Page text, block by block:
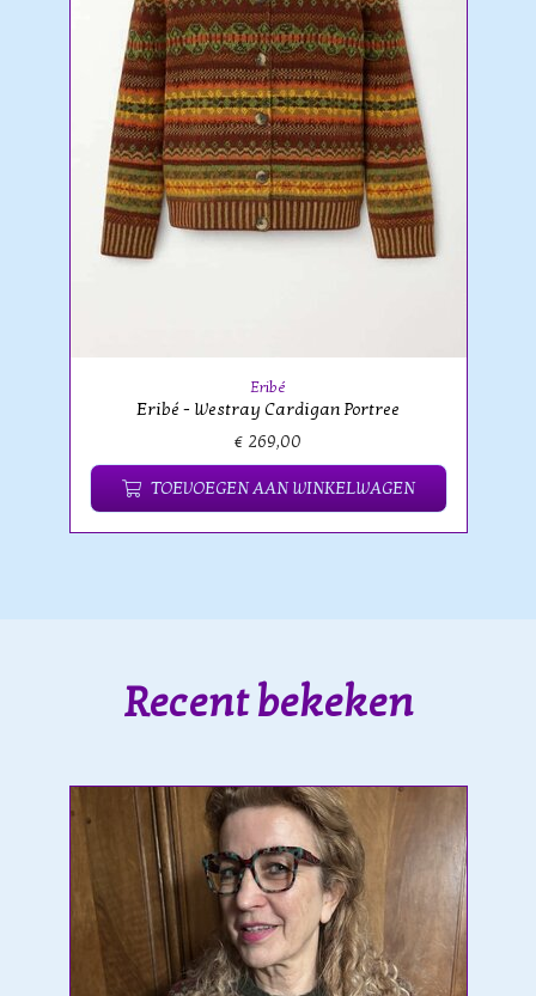
Eribé
Eribé - Westray Cardigan Portree
€ 269,00
TOEVOEGEN AAN WINKELWAGEN
Recent bekeken